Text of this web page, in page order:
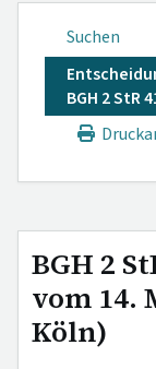
Suchen
BGH 2 StR
BGH 2
vom 14.
Köln)